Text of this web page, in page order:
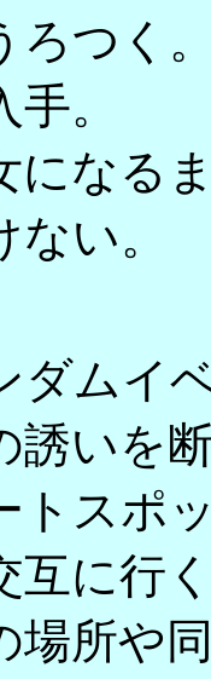
ろつく
手。
になる
ない。
ダムイ
誘いを
トスポ
互に行
場所や